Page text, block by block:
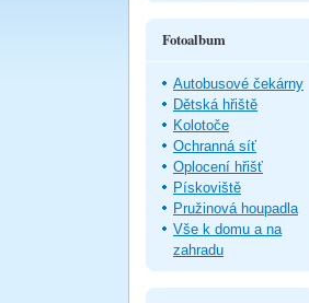
Fotoalbum
Autobusové čekárny
Dětská hřiště
Kolotoče
Ochranná síť
Oplocení hřišť
Pískoviště
Pružinová houpadla
Vše k domu a na
zahradu